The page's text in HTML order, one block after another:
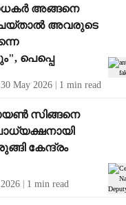
അങ്ങനെ
അവരുടെ
പെപ്പെ
30 May 2026 1 min read
സിങ്ങനെ
കേന്ദ്രം
1 min read